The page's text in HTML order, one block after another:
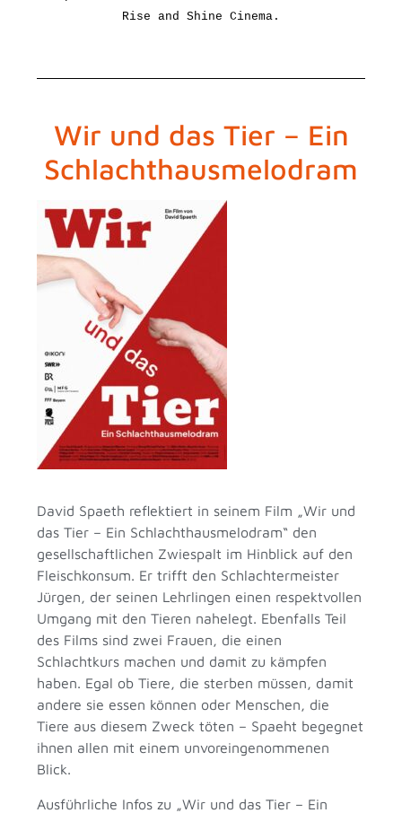
Rise and Shine Cinema.
Wir und das Tier – Ein
Schlachthausmelodram
David Spaeth reflektiert in seinem Film „Wir und
das Tier – Ein Schlachthausmelodram“ den
gesellschaftlichen Zwiespalt im Hinblick auf den
Fleischkonsum. Er trifft den Schlachtermeister
Jürgen, der seinen Lehrlingen einen respektvollen
Umgang mit den Tieren nahelegt. Ebenfalls Teil
des Films sind zwei Frauen, die einen
Schlachtkurs machen und damit zu kämpfen
haben. Egal ob Tiere, die sterben müssen, damit
andere sie essen können oder Menschen, die
Tiere aus diesem Zweck töten – Spaeht begegnet
ihnen allen mit einem unvoreingenommenen
Blick.
Ausführliche Infos zu „Wir und das Tier – Ein